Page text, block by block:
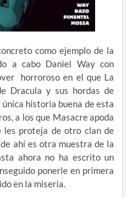
como ejemplo de la
a cabo Daniel Way con
horroroso en el que La
Dracula y sus hordas de
historia buena de esta
a los que Masacre apoda
les proteja de otro clan de
ahí es otra muestra de la
ahora no ha escrito un
ponerle en primera
en la miseria.